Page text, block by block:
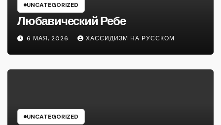
UNCATEGORIZED
Любавический Ребе
6 МАЯ, 2026 ХАССИДИЗМ НА РУССКОМ
UNCATEGORIZED